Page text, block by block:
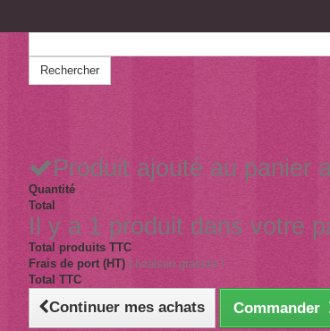
Rechercher
Produit ajouté au panier
Quantité
Total
Il y a 1 produit dans votre
Total produits TTC
Frais de port (HT) Livraison gratuite !
Total TTC
Continuer mes achats Commander